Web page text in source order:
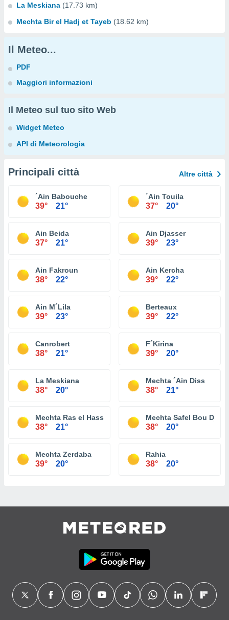
La Meskiana (17.73 km)
Mechta Bir el Hadj et Tayeb (18.62 km)
Il Meteo...
PDF
Maggiori informazioni
Il Meteo sul tuo sito Web
Widget Meteo
API di Meteorologia
Principali città Altre città
´Ain Babouche
39° 21°
´Ain Touila
37° 20°
Ain Beida
37° 21°
Ain Djasser
39° 23°
Ain Fakroun
38° 22°
Ain Kercha
39° 22°
Ain M´Lila
39° 23°
Berteaux
39° 22°
Canrobert
38° 21°
F´Kirina
39° 20°
La Meskiana
38° 20°
Mechta ´Ain Diss
38° 21°
Mechta Ras el Hassi
38° 21°
Mechta Safel Bou
38° 20°
Mechta Zerdaba
39° 20°
Rahia
38° 20°